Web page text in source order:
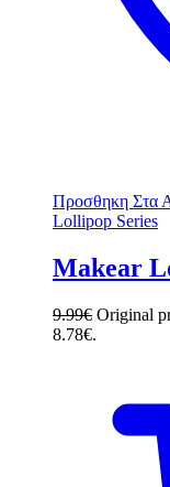
Προσθηκη Στα
Lollipop Series
Makear
9.99€ Original
8.78€.